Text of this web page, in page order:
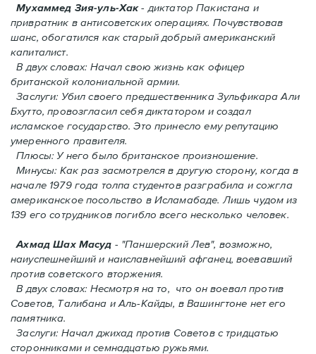
Мухаммед Зия-уль-Хак- диктатор Пакистана и
привратник в антисоветских операциях. Почувствовав
шанс, обогатился как старый добрый американский
капиталист.
В двух словах: Начал свою жизнь как офицер
британской колониальной армии.
Заслуги: Убил своего предшественника Зульфикара Али
Бхутто, провозгласил себя диктатором и создал
исламское государство. Это принесло ему репутацию
умеренного правителя.
Плюсы: У него было британское произношение.
Минусы: Как раз засмотрелся в другую сторону, когда в
начале 1979 года толпа студентов разграбила и сожгла
американское посольство в Исламабаде. Лишь чудом из
139 его сотрудников погиблo всего несколько человек.
Ахмад Шах Масуд - "Паншерский Лев", возможно,
наиуспешнейший и наиславнейший афганец, воевавший
против советского вторжения.
В двух словах: Hесмотря на то, что он воевал против
Советов, Талибана и Аль-Кайды, в Вашингтоне нет его
памятника.
Заслуги: Начал джихад против Советов с тридцатью
сторонниками и семнадцатью ружьями.